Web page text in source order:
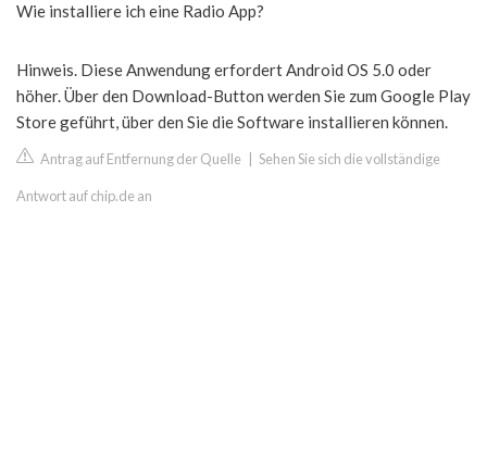
Wie installiere ich eine Radio App?
Hinweis. Diese Anwendung erfordert Android OS 5.0 oder
höher. Über den Download-Button werden Sie zum Google Play
Store geführt, über den Sie die Software installieren können.
Antrag auf Entfernung der Quelle Sehen Sie sich die vollständige
Antwort auf chip.de an